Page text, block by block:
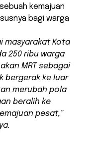
kemajuan
bagi warga
masyarakat Kota
250 ribu warga
MRT sebagai
bergerak ke luar
merubah pola
beralih ke
pesat,”